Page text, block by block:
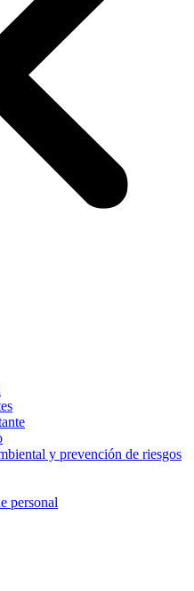
y prevención de riesgos
personal